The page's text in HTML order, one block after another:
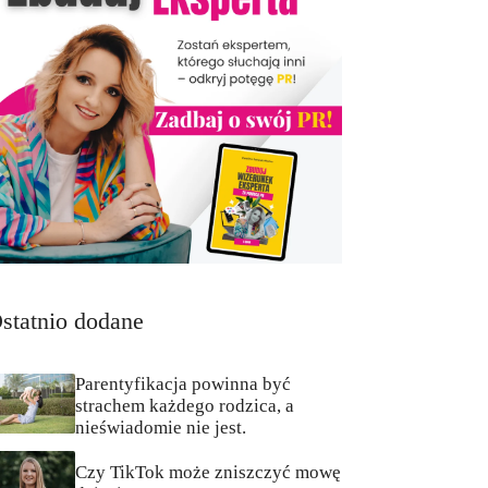
dodane
Parentyfikacja powinna być
strachem każdego rodzica, a
nieświadomie nie jest.
Czy TikTok może zniszczyć mowę